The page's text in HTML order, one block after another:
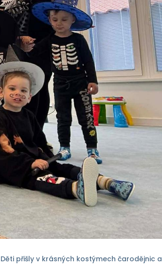
přišly v krásných kostýmech čarodějnic a